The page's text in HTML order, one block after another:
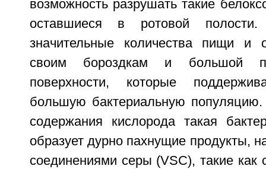
возможность разрушать такие
оставшиеся в ротовой
значительные количества пищи и
своим бороздкам и большой
поверхности, которые
большую бактериальную популяцию.
содержания кислорода такая
образует дурно пахнущие продукты,
соединениями серы (VSC), такие как